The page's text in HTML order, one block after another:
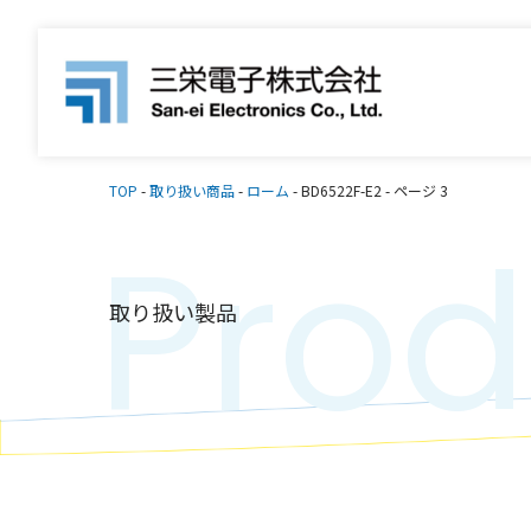
TOP -取り扱い商品- ローム -BD6522F-E2 - ページ 3
取り扱い製品